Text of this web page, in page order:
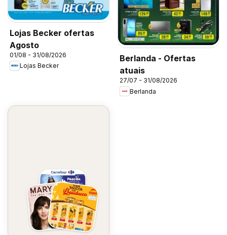
Lojas Becker ofertas
Agosto
01/08 - 31/08/2026
Lojas Becker
Berlanda - Ofertas
atuais
27/07 - 31/08/2026
Berlanda